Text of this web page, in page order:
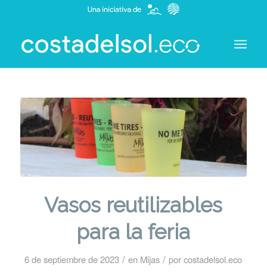
Vasos reutilizables
para la feria
6 de septiembre de 2023 / en Mijas / porcostadelsol.eco